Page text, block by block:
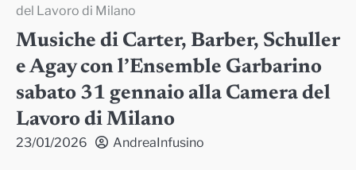
del Lavoro di Milano
Musiche di Carter, Barber, Schuller
e Agay con l’Ensemble Garbarino
sabato 31 gennaio alla Camera del
Lavoro di Milano
23/01/2026 AndreaInfusino